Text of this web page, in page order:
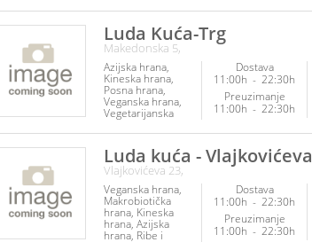
plodovi mora
Veganska hrana
Vegetarijanska
hrana
Luda Kuća-Trg
Makedonska 5,
Azijska hrana
Kineska hrana
Posna hrana
Veganska hrana
Vegetarijanska
hrana
Dostava
11:00h - 22:30h
Preuzimanje
11:00h - 22:30h
Luda kuća - Vlajkovićeva
Vlajkovićeva 23,
Veganska hrana
Makrobiotička
hrana Kineska
hrana Azijska
hrana Ribe i
Dostava
11:00h - 22:30h
Preuzimanje
11:00h - 22:30h